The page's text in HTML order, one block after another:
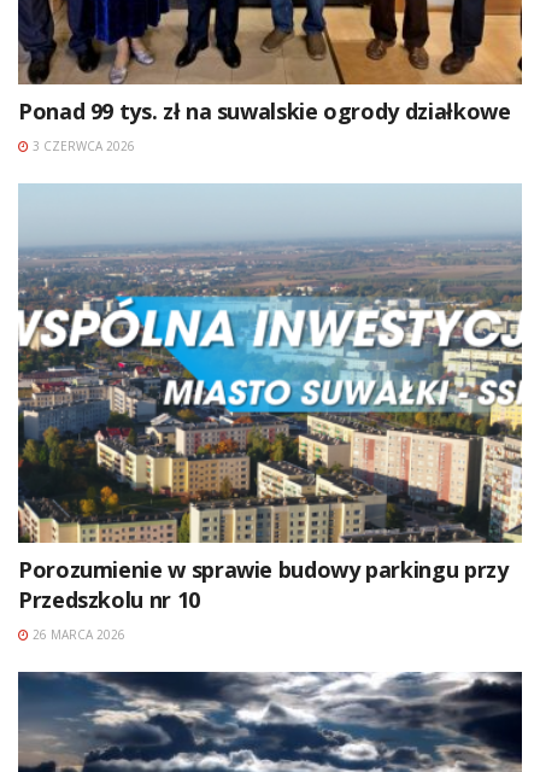
Ponad 99 tys. zł na suwalskie ogrody działkowe
3 CZERWCA 2026
Porozumienie w sprawie budowy parkingu przy
Przedszkolu nr 10
26 MARCA 2026